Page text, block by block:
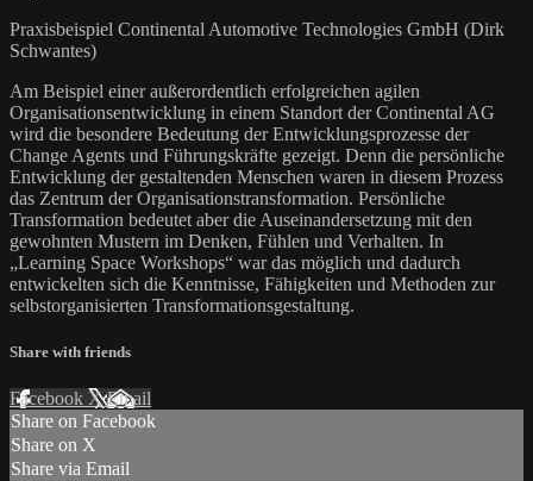
Praxisbeispiel Continental Automotive Technologies GmbH (Dirk
Schwantes)
Am Beispiel einer außerordentlich erfolgreichen agilen
Organisationsentwicklung in einem Standort der Continental AG
wird die besondere Bedeutung der Entwicklungsprozesse der
Change Agents und Führungskräfte gezeigt. Denn die persönliche
Entwicklung der gestaltenden Menschen waren in diesem Prozess
das Zentrum der Organisationstransformation. Persönliche
Transformation bedeutet aber die Auseinandersetzung mit den
gewohnten Mustern im Denken, Fühlen und Verhalten. In
„Learning Space Workshops“ war das möglich und dadurch
entwickelten sich die Kenntnisse, Fähigkeiten und Methoden zur
selbstorganisierten Transformationsgestaltung.
Share with friends
Facebook XEmail
Share on Facebook
Share on X
Share via Email